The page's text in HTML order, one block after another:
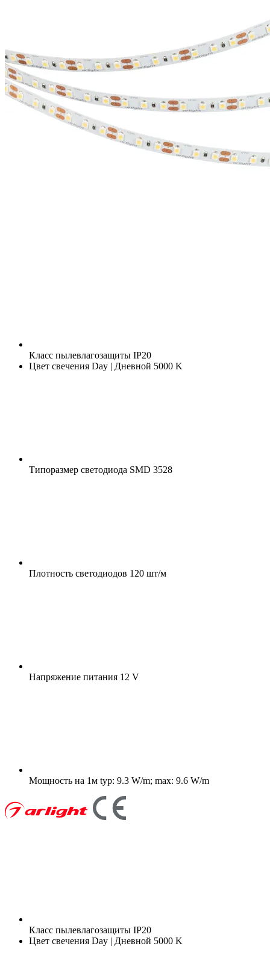
Класс пылевлагозащиты IP20
Цвет свечения Day | Дневной 5000 K
Типоразмер светодиода SMD 3528
Плотность светодиодов 120 шт/м
Напряжение питания 12 V
Мощность на 1м typ: 9.3 W/m; max: 9.6 W/m
Класс пылевлагозащиты IP20
Цвет свечения Day | Дневной 5000 K